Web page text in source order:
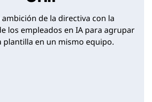
ambición de la directiva con la
los empleados en IA para agrupar
plantilla en un mismo equipo.